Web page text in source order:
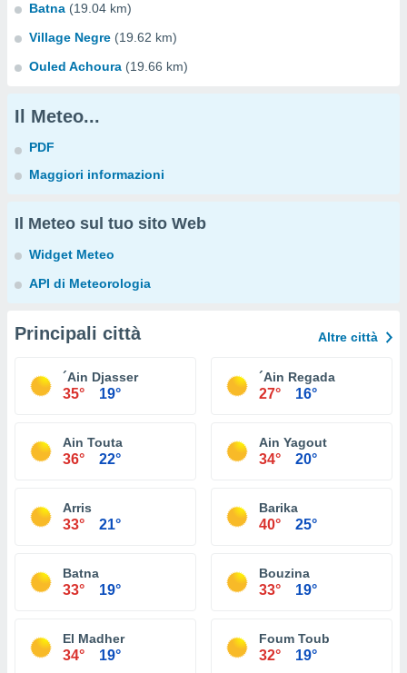
Batna (19.04 km)
Village Negre (19.62 km)
Ouled Achoura (19.66 km)
Il Meteo...
PDF
Maggiori informazioni
Il Meteo sul tuo sito Web
Widget Meteo
API di Meteorologia
Principali città Altre città
´Ain Djasser
35° 19°
´Ain Regada
27° 16°
Ain Touta
36° 22°
Ain Yagout
34° 20°
Arris
33° 21°
Barika
40° 25°
Batna
33° 19°
Bouzina
33° 19°
El Madher
34° 19°
Foum Toub
32° 19°